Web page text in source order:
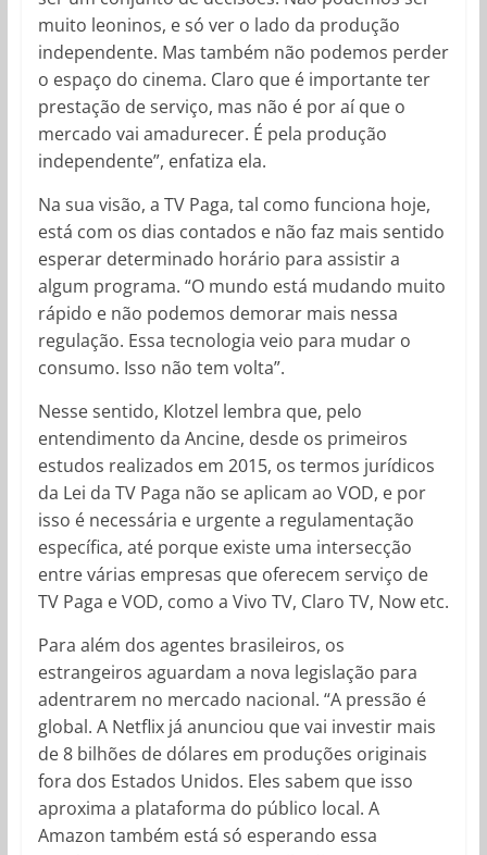
muito leoninos, e só ver o lado da produção
independente. Mas também não podemos perder
o espaço do cinema. Claro que é importante ter
prestação de serviço, mas não é por aí que o
mercado vai amadurecer. É pela produção
independente”, enfatiza ela.
Na sua visão, a TV Paga, tal como funciona hoje,
está com os dias contados e não faz mais sentido
esperar determinado horário para assistir a
algum programa. “O mundo está mudando muito
rápido e não podemos demorar mais nessa
regulação. Essa tecnologia veio para mudar o
consumo. Isso não tem volta”.
Nesse sentido, Klotzel lembra que, pelo
entendimento da Ancine, desde os primeiros
estudos realizados em 2015, os termos jurídicos
da Lei da TV Paga não se aplicam ao VOD, e por
isso é necessária e urgente a regulamentação
específica, até porque existe uma intersecção
entre várias empresas que oferecem serviço de
TV Paga e VOD, como a Vivo TV, Claro TV, Now etc.
Para além dos agentes brasileiros, os
estrangeiros aguardam a nova legislação para
adentrarem no mercado nacional. “A pressão é
global. A Netflix já anunciou que vai investir mais
de 8 bilhões de dólares em produções originais
fora dos Estados Unidos. Eles sabem que isso
aproxima a plataforma do público local. A
Amazon também está só esperando essa